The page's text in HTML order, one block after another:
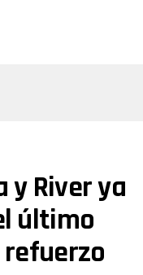
y River ya
último